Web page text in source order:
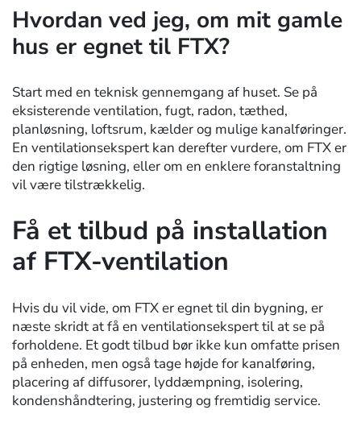
Hvordan ved jeg, om mit gamle
hus er egnet til FTX?
Start med en teknisk gennemgang af huset. Se på
eksisterende ventilation, fugt, radon, tæthed,
planløsning, loftsrum, kælder og mulige kanalføringer.
En ventilationsekspert kan derefter vurdere, om FTX er
den rigtige løsning, eller om en enklere foranstaltning
vil være tilstrækkelig.
Få et tilbud på installation
af FTX-ventilation
Hvis du vil vide, om FTX er egnet til din bygning, er
næste skridt at få en ventilationsekspert til at se på
forholdene. Et godt tilbud bør ikke kun omfatte prisen
på enheden, men også tage højde for kanalføring,
placering af diffusorer, lyddæmpning, isolering,
kondenshåndtering, justering og fremtidig service.